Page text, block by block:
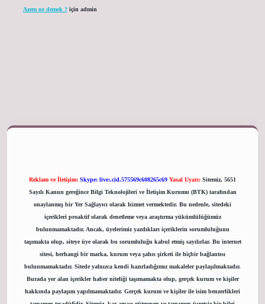
Azem ne demek ?için admin
Reklam ve İletişim: Skype: live:.cid.575569c608265c69 Yasal Uyarı: Sitemiz, 5651
Sayılı Kanun gereğince Bilgi Teknolojileri ve İletişim Kurumu (BTK) tarafından
onaylanmış bir Yer Sağlayıcı olarak hizmet vermektedir. Bu nedenle, sitedeki
içerikleri proaktif olarak denetleme veya araştırma yükümlülüğümüz
bulunmamaktadır. Ancak, üyelerimiz yazdıkları içeriklerin sorumluluğunu
taşımakta olup, siteye üye olarak bu sorumluluğu kabul etmiş sayılırlar. Bu internet
sitesi, herhangi bir marka, kurum veya şahıs şirketi ile hiçbir bağlantısı
bulunmamaktadır. Sitede yalnızca kendi hazırladığımız makaleler paylaşılmaktadır.
Burada yer alan içerikler haber niteliği taşımamakta olup, gerçek kurum ve kişiler
hakkında paylaşım yapılmamaktadır. Gerçek kurum ve kişiler ile isim benzerlikleri